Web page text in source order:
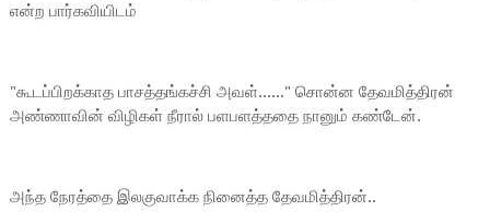
என்ற பார்கவியிடம்
"கூடப்பிறக்காத பாசத்தங்கச்சி அவள்......" சொன்ன தேவமித்திரன்
அண்ணாவின் விழிகள் நீரால் பளபளத்ததை நானும் கண்டேன்.
அந்த நேரத்தை இலகுவாக்க நினைத்த தேவமித்திரன்..